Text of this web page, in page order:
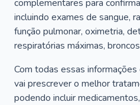
complementares para
incluindo exames de sangue,
função pulmonar, oximetria,
respiratórias máximas,
Com todas essas
vai prescrever o melhor
podendo incluir